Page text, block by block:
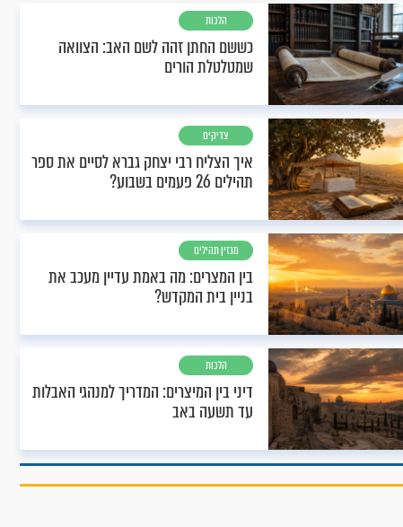
הלכות
כששם החתן זהה לשם האב: הצוואה
שמטלטלת הורים
צדיקים
איך הצליח רבי יצחק גברא לסיים את ספר
תהילים 26 פעמים בשבוע?
מגזין תהילים
בין המצרים: מה באמת עדיין מעכב את
בניין בית המקדש?
הלכות
דיני בין המיצרים: המדריך למנהגי האבלות
עד תשעה באב